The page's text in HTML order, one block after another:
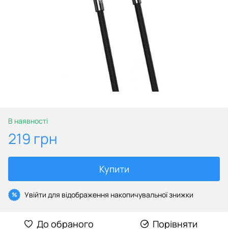
В наявності
219 грн
Купити
% Увійти для відображення накопичувальної знижки
До обраного Порівняти